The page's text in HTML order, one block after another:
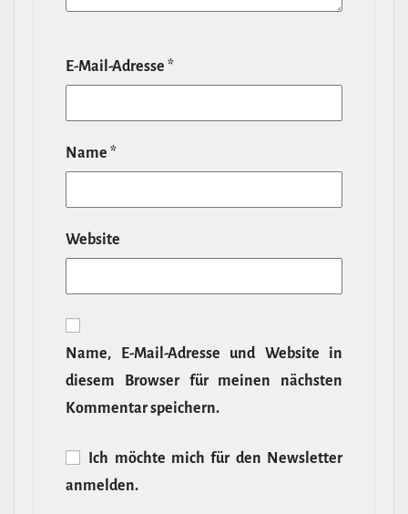
E‑Mail-​Adresse *
Name *
Website
Name, E‑Mail-​Adresse und Website in
diesem Browser für meinen nächsten
Kommentar speichern.
Ich möchte mich für den News­letter
anmelden.